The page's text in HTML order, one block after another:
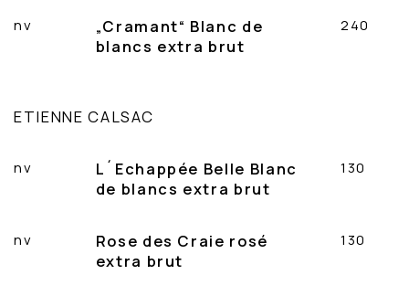
nv
„Cramant“ Blanc de
blancs extra brut
240
ETIENNE CALSAC
nv
L´Echappée Belle Blanc
de blancs extra brut
130
nv
Rose des Craie rosé
extra brut
130